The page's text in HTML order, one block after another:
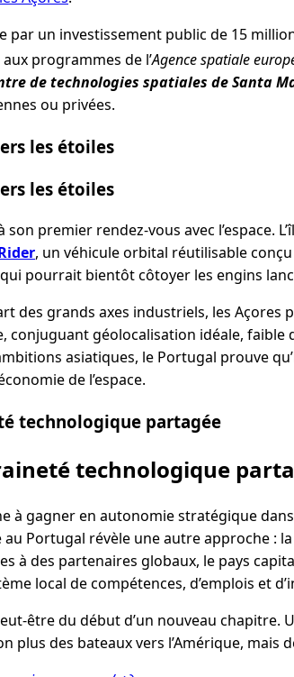
par un investissement public de 15
programmes de l’Agence spatiale
de technologies spatiales de Santa
ou privées.
les étoiles
les étoiles
son premier rendez-vous avec l’espace.
, un véhicule orbital réutilisable
pourrait bientôt côtoyer les engins
des grands axes industriels, les Açores
conjuguant géolocalisation idéale,
asiatiques, le Portugal prouve
de l’espace.
technologique partagée
technologique
à gagner en autonomie stratégique
Portugal révèle une autre approche :
à des partenaires globaux, le pays
local de compétences, d’emplois et
être du début d’un nouveau chapitre.
plus des bateaux vers l’Amérique, mais